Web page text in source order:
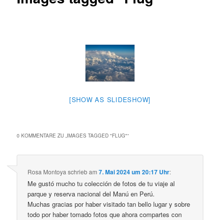
[SHOW AS SLIDESHOW]
0 KOMMENTARE ZU „IMAGES TAGGED "FLUG"“
Rosa Montoya schriebam7. Mai 2024 um 20:17 Uhr:
Me gustó mucho tu colección de fotos de tu viaje al
parque y reserva nacional del Manú en Perú.
Muchas gracias por haber visitado tan bello lugar y sobre
todo por haber tomado fotos que ahora compartes con